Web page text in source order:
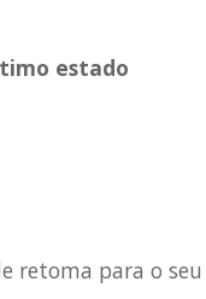
estado
retoma para o